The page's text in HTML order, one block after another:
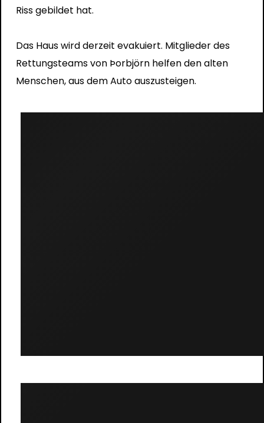
Riss gebildet hat.
Das Haus wird derzeit evakuiert. Mitglieder des
Rettungsteams von Þorbjörn helfen den alten
Menschen, aus dem Auto auszusteigen.